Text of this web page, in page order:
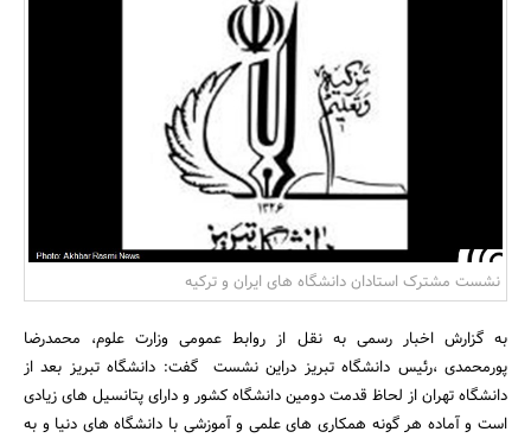
نشست مشترک استادان دانشگاه های ایران و ترکیه
به گزارش اخبار رسمی به نقل از روابط عمومی وزارت علوم، محمدرضا
پورمحمدی ،رئیس دانشگاه تبریز دراین نشست گفت: دانشگاه تبریز بعد از
دانشگاه تهران از لحاظ قدمت دومین دانشگاه کشور و دارای پتانسیل های زیادی
است و آماده هر گونه همکاری های علمی و آموزشی با دانشگاه های دنیا و به